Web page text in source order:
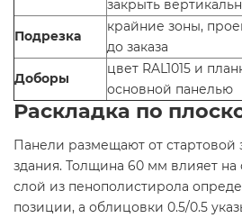
закрыть
Подрезка
крайние зоны,
до заказа
Доборы
цвет RAL1015 и
основной панелью
Раскладка по
Панели размещают от стартовой
здания. Толщина 60 мм влияет
слой из пенополистирола
позиции, а облицовки 0.5/0.5